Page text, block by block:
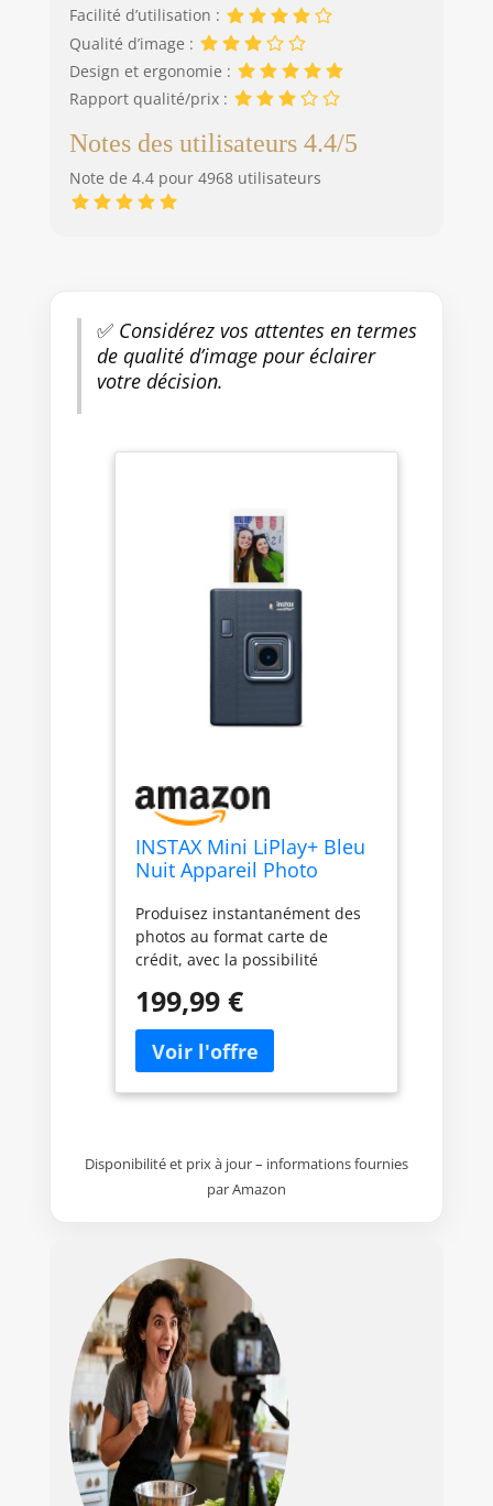
Facilité d’utilisation :
Qualité d’image :
Design et ergonomie :
Rapport qualité/prix :
Notes des utilisateurs 4.4/5
Note de 4.4 pour 4968 utilisateurs
✅Considérez vos attentes en termes
de qualité d’image pour éclairer
votre décision.
INSTAX Mini LiPlay+ Bleu
Nuit Appareil Photo
Hybride et imprimante
Photo, écran LCD 6 x 4
cm, Fonction
d'enregistrement Audio,
objectifs Principal et
Grand Angle pour Selfies
Produisez instantanément des
photos au format carte de
crédit, avec la possibilité
modifier et ajouter du son aux
images avant l'impression Écran
LCD arrière de 2,7 pouces,
impression rapide en 12
secondes, application unique,
emplacement pour carte micro
SD Double caméra, caméra
au smartphone via Bluetooth
Retardateur 2 et 10 secondes,
emplacement pour carte micro
SD, câble de recharge USB Type-
C, résolution d'impression 318
dpi
199,99 €
Disponibilité et prix à jour – informations fournies
par Amazon